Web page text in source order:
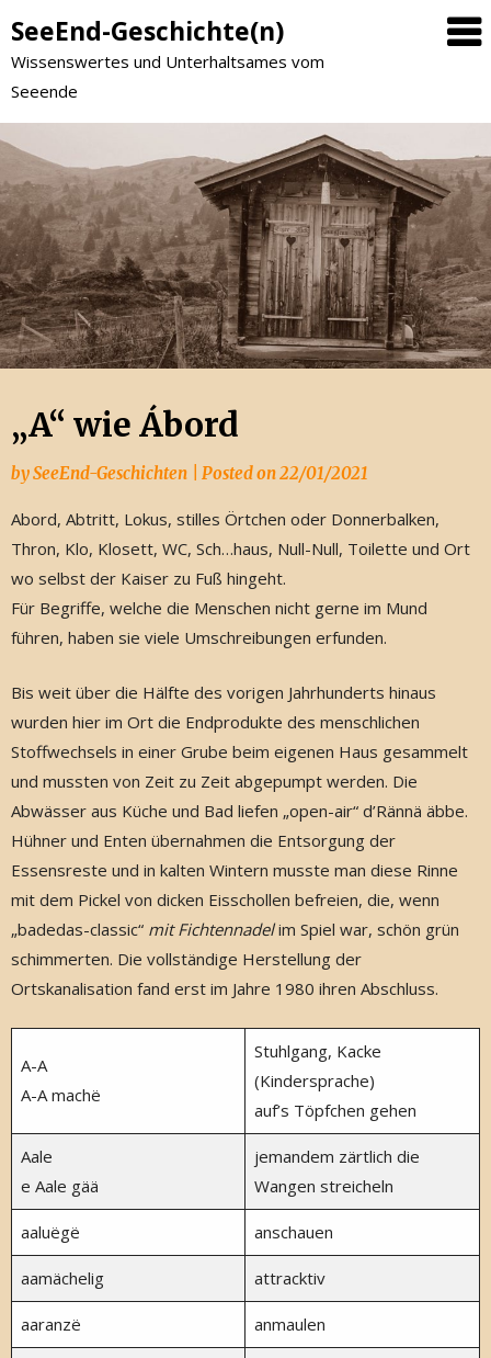
SeeEnd-Geschichte(n)
Wissenswertes und Unterhaltsames vom
Seeende
„A“ wie Ábord
bySeeEnd-Geschichten Posted on22/01/2021
Abord, Abtritt, Lokus, stilles Örtchen oder Donnerbalken,
Thron, Klo, Klosett, WC, Sch…haus, Null-Null, Toilette und Ort
wo selbst der Kaiser zu Fuß hingeht.
Für Begriffe, welche die Menschen nicht gerne im Mund
führen, haben sie viele Umschreibungen erfunden.
Bis weit über die Hälfte des vorigen Jahrhunderts hinaus
wurden hier im Ort die Endprodukte des menschlichen
Stoffwechsels in einer Grube beim eigenen Haus gesammelt
und mussten von Zeit zu Zeit abgepumpt werden. Die
Abwässer aus Küche und Bad liefen „open-air“ d’Rännä äbbe.
Hühner und Enten übernahmen die Entsorgung der
Essensreste und in kalten Wintern musste man diese Rinne
mit dem Pickel von dicken Eisschollen befreien, die, wenn
„badedas-classic“ mit Fichtennadelim Spiel war, schön grün
schimmerten. Die vollständige Herstellung der
Ortskanalisation fand erst im Jahre 1980 ihren Abschluss.
A-A
A-A machë
Stuhlgang, Kacke
(Kindersprache)
auf’s Töpfchen gehen
Aale
e Aale gää
jemandem zärtlich die
Wangen streicheln
aaluëgë anschauen
aamächelig attracktiv
aaranzë anmaulen